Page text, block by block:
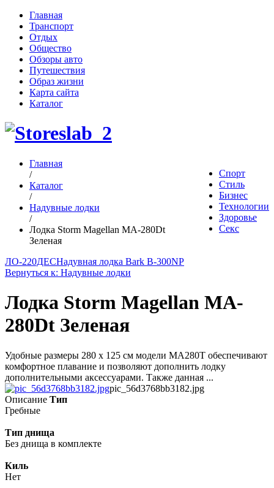
Главная
Транспорт
Отдых
Общество
Обзоры авто
Путешествия
Образ жизни
Карта сайта
Каталог
Спорт
Стиль
Бизнес
Технологии
Здоровье
Секс
Главная
/
Каталог
/
Надувные лодки
/
Лодка Storm Magellan MA-280Dt
Зеленая
ЛО-220ДЕСНадувная лодка Bark B-300NP
Вернуться к: Надувные лодки
Лодка Storm Magellan MA-
280Dt Зеленая
Удобные размеры 280 х 125 см модели MA280T обеспечивают
комфортное плавание и позволяют дополнить лодку
дополнительными аксессуарами. Также данная ...
pic_56d3768bb3182.jpg
Описание Тип
Гребные
Тип днища
Без днища в комплекте
Киль
Нет